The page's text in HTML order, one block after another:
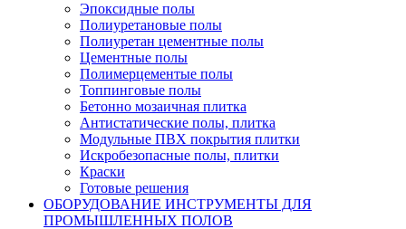
Эпоксидные полы
Полиуретановые полы
Полиуретан цементные полы
Цементные полы
Полимерцементые полы
Топпинговые полы
Бетонно мозаичная плитка
Антистатические полы, плитка
Модульные ПВХ покрытия плитки
Искробезопасные полы, плитки
Краски
Готовые решения
ОБОРУДОВАНИЕ ИНСТРУМЕНТЫ ДЛЯ
ПРОМЫШЛЕННЫХ ПОЛОВ